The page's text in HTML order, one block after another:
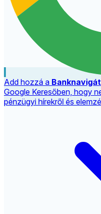
Add hozzá a
Google Keresőben, hogy
pénzügyi hírekről és